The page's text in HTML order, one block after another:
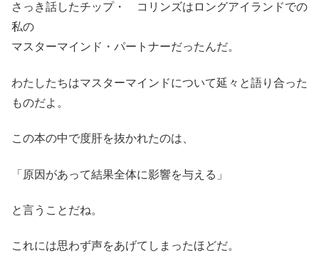
さっき話したチップ・ コリンズはロングアイランドでの
私の
マスターマインド・パートナーだったんだ。
わたしたちはマスターマインドについて延々と語り合った
ものだよ。
この本の中で度肝を抜かれたのは、
「原因があって結果全体に影響を与える」
と言うことだね。
これには思わず声をあげてしまったほどだ。